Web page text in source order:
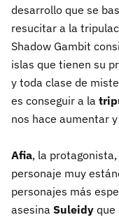
desarrollo que se
resucitar a la
Shadow Gambit
islas que tienen su
y toda clase de
es conseguir a la
nos hace aumentar
Afia, la
personaje muy
personajes más
asesina Suleidy que